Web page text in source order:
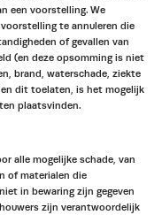
een voorstelling. We
te annuleren die
of gevallen van
(en deze opsomming is niet
brand, waterschade, ziekte
dit toelaten, is het mogelijk
plaatsvinden.
alle mogelijke schade, van
of materialen die
in bewaring zijn gegeven
zijn verantwoordelijk